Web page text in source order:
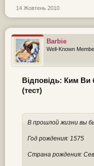
14 Жовтень 2010
Barbie
Well-Known
Відповідь: Ким Ви
(тест)
В прошлой жизни вы
Год рождения: 1575
Страна рождения: